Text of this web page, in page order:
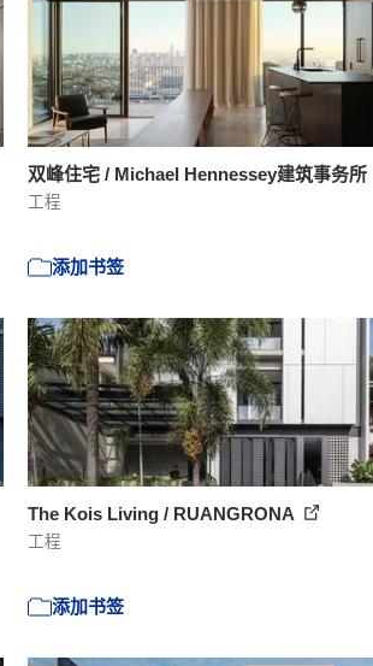
双峰住宅 / Michael Hennessey建筑事务所
工程
添加书签
The Kois Living / RUANGRONA
工程
添加书签